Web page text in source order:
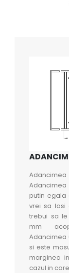
Adancimea
putin egala
vrei sa lasi
trebui sa
mm
Adancimea
si este
marginea
cazul in